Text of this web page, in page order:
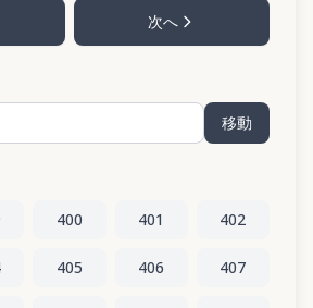
次へ
移動
400 401 402
405 406 407